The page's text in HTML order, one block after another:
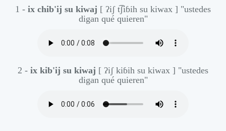
1 - ix chib'ij su kiwaj [ ʔiʃ t͡ʃiɓih su kiwax ] "ustedes
digan qué quieren"
2 - ix kib'ij su kiwaj [ ʔiʃ kiɓih su kiwax ] "ustedes
digan qué quieren"